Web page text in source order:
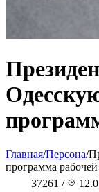
Главная/Персона/
программа
37261 /